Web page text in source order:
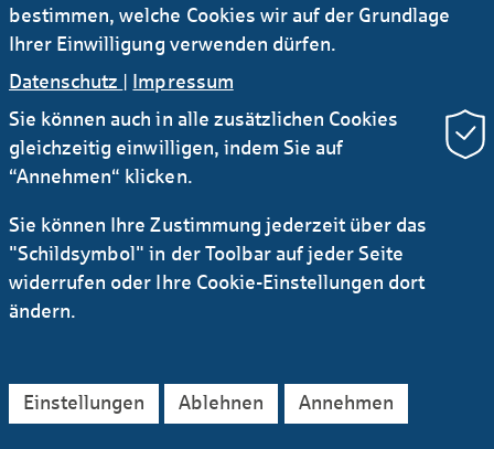
Newsletter Research
Kontakt
Service Sichere E-Mail Kommunikation
Instagram LinkedIn
YouTube
AGB
Datenschutz
bestimmen, welche Cookies wir auf der Grundlage
Ihrer Einwilligung verwenden dürfen.
Datenschutz | Impressum
Sie können auch in alle zusätzlichen Cookies
gleichzeitig einwilligen, indem Sie auf
“Annehmen“ klicken.
Sie können Ihre Zustimmung jederzeit über das
"Schildsymbol" in der Toolbar auf jeder Seite
widerrufen oder Ihre Cookie-Einstellungen dort
ändern.
Einstellungen Ablehnen Annehmen